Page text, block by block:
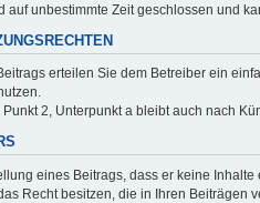
auf unbestimmte Zeit geschlossen und
erteilen Sie dem Betreiber ein
2, Unterpunkt a bleibt auch nach
eines Beitrags, dass er keine
Recht besitzen, die in Ihren Beiträgen